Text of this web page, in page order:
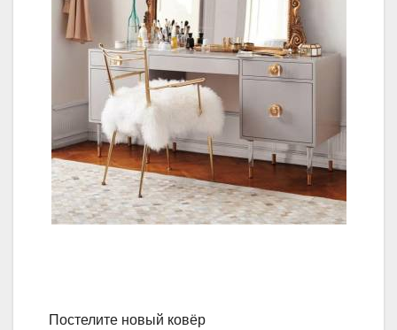
Постелите новый ковёр